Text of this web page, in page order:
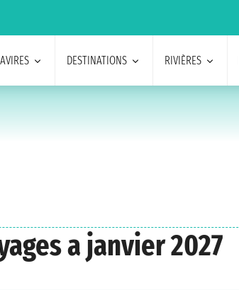
DESTINATIONS RIVIÈRES
a janvier 2027